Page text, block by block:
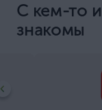
С кем-то
знакомы